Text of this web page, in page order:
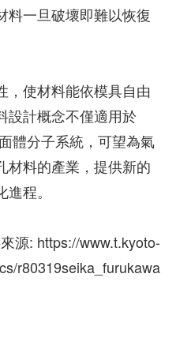
料一旦破壞即難以恢復
，使材料能依模具自由
設計概念不僅適用於
體分子系統，可望為氣
材料的產業，提供新的
程。
源: https://www.t.kyoto-
r80319seika_furukawa